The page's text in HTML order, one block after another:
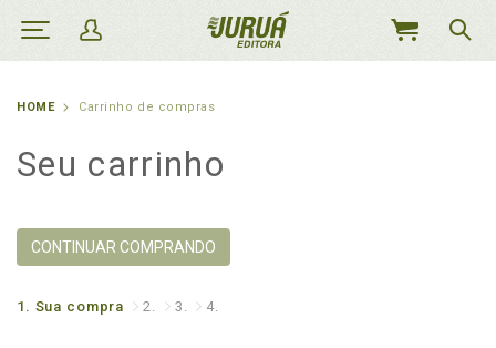
MEU
HOME Carrinho de compras
Seu carrinho
CONTINUAR COMPRANDO
1. Sua compra 2. 3. 4.